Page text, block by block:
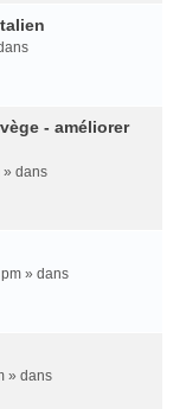
- améliorer
» dans
» dans
» dans